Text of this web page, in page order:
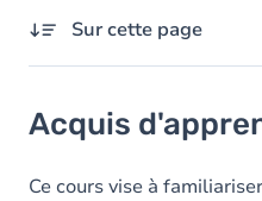
Sur cette page
Contenu
Acquis
Ce cours vise à